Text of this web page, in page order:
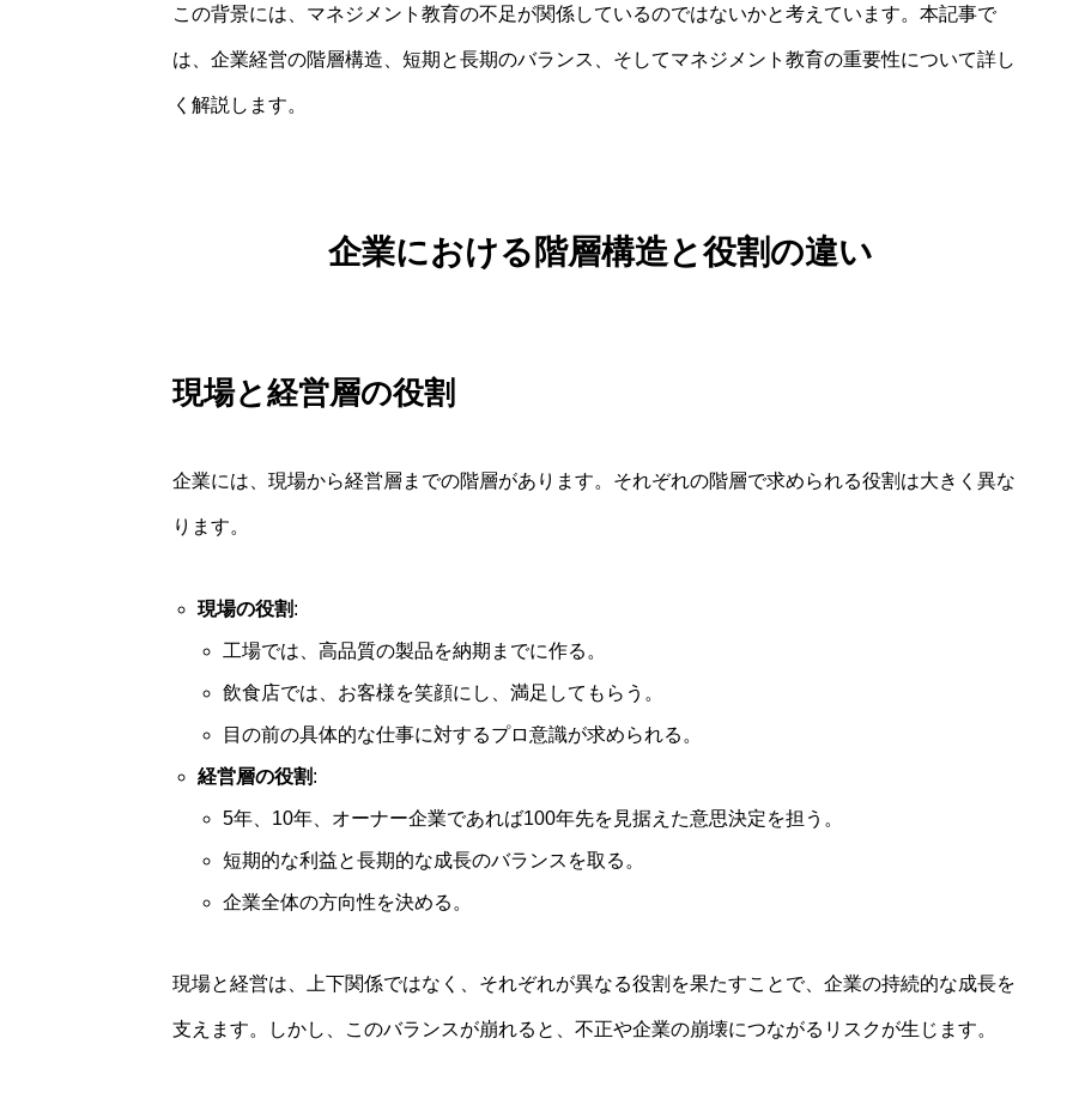
CONTENTS
この背景には、マネジメント教育の不足が関係しているのではないかと考えています。本記事で
は、企業経営の階層構造、短期と長期のバランス、そしてマネジメント教育の重要性について詳し
く解説します。
企業における階層構造と役割の違い
現場と経営層の役割
企業には、現場から経営層までの階層があります。それぞれの階層で求められる役割は大きく異な
ります。
現場の役割:
工場では、高品質の製品を納期までに作る。
飲食店では、お客様を笑顔にし、満足してもらう。
目の前の具体的な仕事に対するプロ意識が求められる。
経営層の役割:
5年、10年、オーナー企業であれば100年先を見据えた意思決定を担う。
短期的な利益と長期的な成長のバランスを取る。
企業全体の方向性を決める。
現場と経営は、上下関係ではなく、それぞれが異なる役割を果たすことで、企業の持続的な成長を
支えます。しかし、このバランスが崩れると、不正や企業の崩壊につながるリスクが生じます。